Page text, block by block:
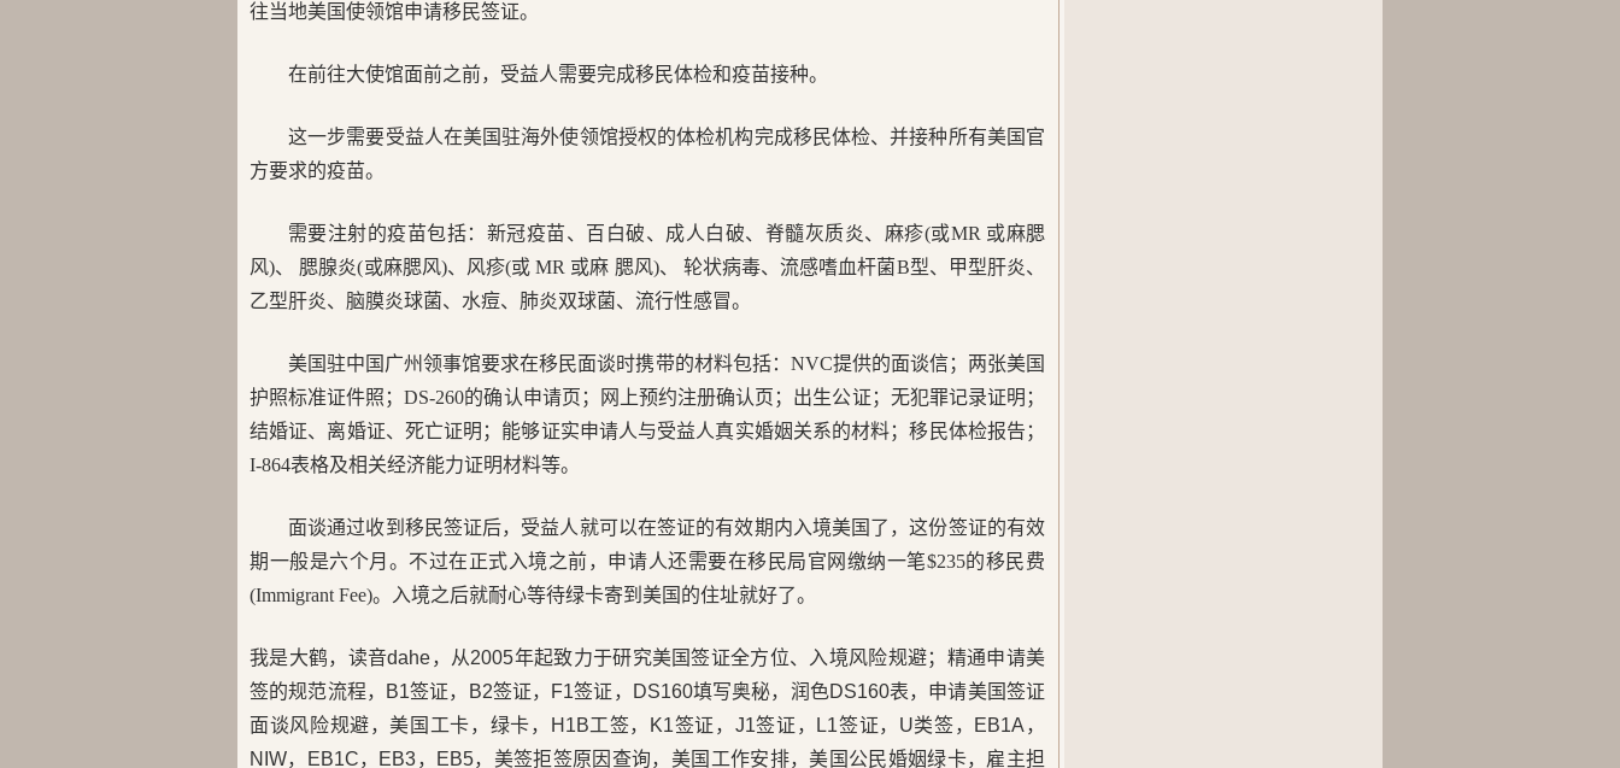
往当地美国使领馆申请移民签证。
在前往大使馆面前之前，受益人需要完成移民体检和疫苗接种。
这一步需要受益人在美国驻海外使领馆授权的体检机构完成移民体检、并接种所有美国官
方要求的疫苗。
需要注射的疫苗包括：新冠疫苗、百白破、成人白破、脊髓灰质炎、麻疹(或MR 或麻腮
风)、 腮腺炎(或麻腮风)、风疹(或 MR 或麻 腮风)、 轮状病毒、流感嗜血杆菌B型、甲型肝炎、
乙型肝炎、脑膜炎球菌、水痘、肺炎双球菌、流行性感冒。
美国驻中国广州领事馆要求在移民面谈时携带的材料包括：NVC提供的面谈信；两张美国
护照标准证件照；DS-260的确认申请页；网上预约注册确认页；出生公证；无犯罪记录证明；
结婚证、离婚证、死亡证明；能够证实申请人与受益人真实婚姻关系的材料；移民体检报告；
I-864表格及相关经济能力证明材料等。
面谈通过收到移民签证后，受益人就可以在签证的有效期内入境美国了，这份签证的有效
期一般是六个月。不过在正式入境之前，申请人还需要在移民局官网缴纳一笔$235的移民费
(Immigrant Fee)。入境之后就耐心等待绿卡寄到美国的住址就好了。
我是大鹤，读音dahe，从2005年起致力于研究美国签证全方位、入境风险规避；精通申请美
签的规范流程，B1签证，B2签证，F1签证，DS160填写奥秘，润色DS160表，申请美国签证
面谈风险规避，美国工卡，绿卡，H1B工签，K1签证，J1签证，L1签证，U类签，EB1A，
NIW，EB1C，EB3，EB5，美签拒签原因查询，美国工作安排，美国公民婚姻绿卡，雇主担